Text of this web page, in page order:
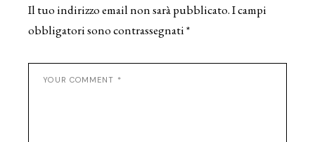
Il tuo indirizzo email non sarà pubblicato.I campi
obbligatori sono contrassegnati*